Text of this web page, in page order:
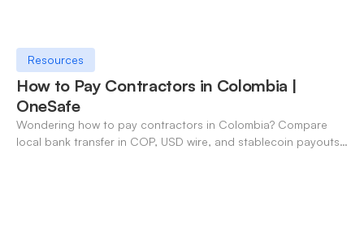
Resources
How to Pay Contractors in Colombia |
OneSafe
Wondering how to pay contractors in Colombia? Compare
local bank transfer in COP, USD wire, and stablecoin payouts.